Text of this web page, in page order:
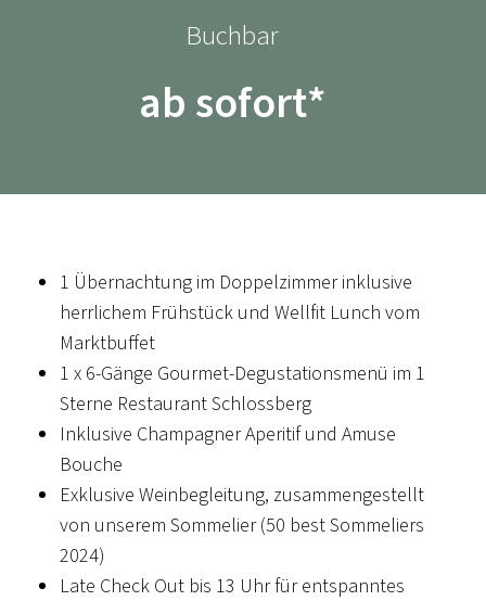
Buchbar
ab sofort*
1 Übernachtung im Doppelzimmer inklusive
herrlichem Frühstück und Wellfit Lunch vom
Marktbuffet
1 x 6-Gänge Gourmet-Degustationsmenü im 1
Sterne Restaurant Schlossberg
Inklusive Champagner Aperitif und Amuse
Bouche
Exklusive Weinbegleitung, zusammengestellt
von unserem Sommelier (50 best Sommeliers
2024)
Late Check Out bis 13 Uhr für entspanntes
Nico Sackmann rocken samt Team unsere
Küchenwerkstatt